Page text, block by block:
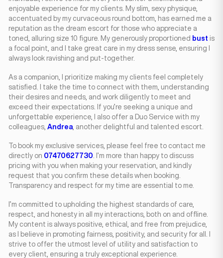
enjoyable experience for my clients. My slim, sexy physique,
accentuated by my curvaceous round bottom, has earned me a
reputation as the dream escort for those who appreciate a
toned, alluring size 10 figure. My generously proportioned bust is
a focal point, and I take great care in my dress sense, ensuring I
always look ravishing and put-together.
As a companion, I prioritize making my clients feel completely
satisfied. I take the time to connect with them, understanding
their desires and needs, and work diligently to meet and
exceed their expectations. If you’re seeking a unique and
unforgettable experience, I also offer a Duo Service with my
colleagues, Andrea , another delightful and talented escort.
To book my exclusive services, please feel free to contact me
directly on 07470627730 . I’m more than happy to discuss
pricing with you when making your reservation, and kindly
request that you confirm these details when booking.
Transparency and respect for my time are essential to me.
I’m committed to upholding the highest standards of care,
respect, and honesty in all my interactions, both on and offline.
My content is always positive, ethical, and free from prejudice,
as I believe in promoting fairness, positivity, and security for all. I
strive to offer the utmost level of utility and satisfaction to
every client, ensuring a truly exceptional experience.